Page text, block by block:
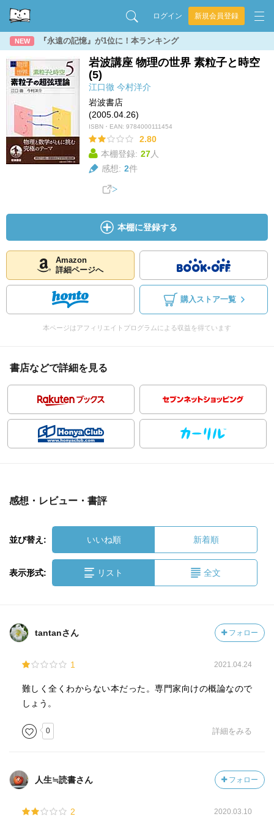
ログイン 新規会員登録
NEW 『永遠の記憶』が1位に！本ランキング
岩波講座 物理の世界 素粒子と時空
(5)
江口徹 今村洋介
岩波書店
(2005.04.26)
ISBN・EAN: 9784000111454
2.80
本棚登録: 27人
感想: 2件
本棚に登録する
Amazon
詳細ページへ
購入ストア一覧
本ページはアフィリエイトプログラムによる収益を得ています
書店などで詳細を見る
感想・レビュー・書評
並び替え: いいね順 新着順
表示形式: リスト 全文
tantanさん フォロー
1 2021.04.24
難しく全くわからない本だった。専門家向けの概論なので
しょう。
0 詳細をみる
人生≒読書さん フォロー
2 2020.03.10